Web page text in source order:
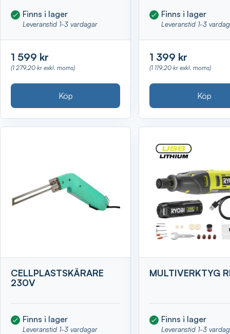
Finns i lager
Leveranstid 1-3 vardagar
1 599 kr
(1 279,20 kr exkl. moms)
Köp
Finns i lager
Leveranstid 1-3
1 399 kr
(1 119,20 kr exkl. moms)
Köp
CELLPLASTSKÄRARE
230V
Finns i lager
Leveranstid 1-3 vardagar
MULTIVERKTYG
Finns i lager
Leveranstid 1-3